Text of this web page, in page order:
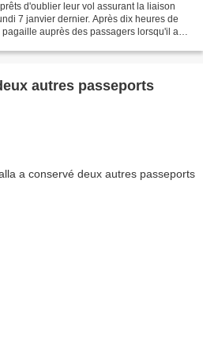
d'oublier leur vol assurant la liaison
7 janvier dernier. Après dix heures de
auprès des passagers lorsqu'il a
autres passeports